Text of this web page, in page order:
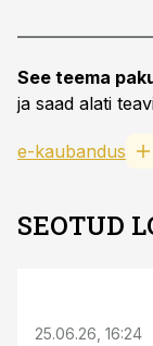
See teema
ja saad alati
e-kaubandus
SEOTUD
25.06.26, 16:24